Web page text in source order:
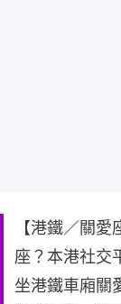
【港鐵／關
座？本港社交
坐港鐵車廂關